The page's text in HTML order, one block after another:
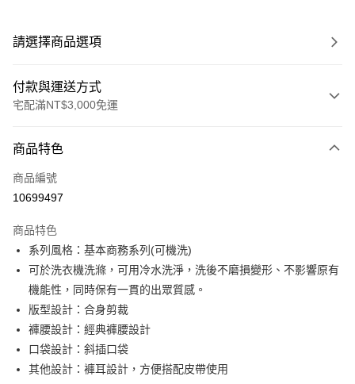
請選擇商品選項
付款與運送方式
宅配滿NT$3,000免運
信用卡一次付款
信用卡分期付款
合作金庫商業銀行
華南商業銀行
上海商業儲蓄銀行
台北富邦商業銀行
國泰世華商業銀行
兆豐國際商業銀行
臺灣中小企業銀行
匯豐（台灣）商業銀行
聯邦商業銀行
元大商業銀行
玉山商業銀行
星展（台灣）商業銀行
6 期 0 利率 每期
華南商業銀行
彰化商業銀行
上海商業儲蓄銀行
台北富邦商業銀行
國泰世華商業銀行
臺灣中小企業銀行
匯豐（台灣）商業銀行
聯邦商業銀行
遠東國際商業銀行
元大商業銀行
永豐商業銀行
LINE Pay
Apple Pay
街口支付
悠遊付
商品特色
商品編號
10699497
商品特色
系列風格：基本商務系列(可機洗)
可於洗衣機洗滌，可用冷水洗淨，洗後不磨損變形、不影響原有
機能性，同時保有一貫的出眾質感。
版型設計：合身剪裁
褲腰設計：經典褲腰設計
口袋設計：斜插口袋
其他設計：褲耳設計，方便搭配皮帶使用